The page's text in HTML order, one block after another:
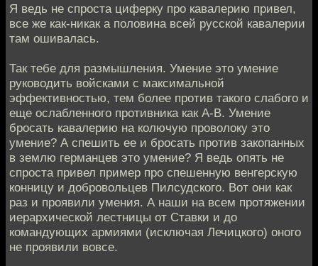
Я ведь не спроста циферку про кавалерию привел,
все же как-никак а половина всей русской кавалерии
там ошивалась.
Так тебе для размышления. Умение это умение
руководить войсками с максимальной
эффективностью, тем более против такого слабого и
еще ослабленного противника как А-В. Умение
бросать кавалерию на колючую проволоку это
умение? А спешить ее и бросать против закопанных
в землю германцев это умение? Я ведь опять не
спроста привел пример про спешенную венгерскую
конницу и добровольцев Пилсудского. Вот они как
раз и проявили умения. А наши на всем протяжении
иерархической лестницы от Ставки и до
командующих армиями (исключая Лечицкого) оного
не проявили вовсе.